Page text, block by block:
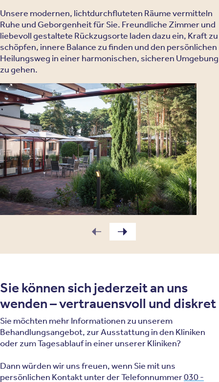
Unsere modernen, lichtdurchfluteten Räume vermitteln
Ruhe und Geborgenheit für Sie. Freundliche Zimmer und
liebevoll gestaltete Rückzugsorte laden dazu ein, Kraft zu
schöpfen, innere Balance zu finden und den persönlichen
Heilungsweg in einer harmonischen, sicheren Umgebung
zu gehen.
Sie können sich jederzeit an uns
wenden – vertrauensvoll und diskret
Sie möchten mehr Informationen zu unserem
Behandlungsangebot, zur Ausstattung in den Kliniken
oder zum Tagesablauf in einer unserer Kliniken?
Dann würden wir uns freuen, wenn Sie mit uns
persönlichen Kontakt unter der Telefonnummer030 -